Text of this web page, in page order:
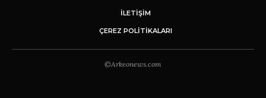
İLETIŞIM
ÇEREZ POLITIKALARI
©Arkeonews.com